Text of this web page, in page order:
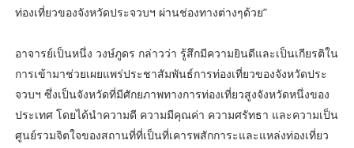
ท่องเที่ยวของจังหวัดประจวบฯ ผ่านช่องทางต่างๆด้วย”
อาจารย์เป็นหนึ่ง วงษ์ภูดร กล่าวว่า รู้สึกมีความยินดีและเป็นเกียรติใน
การเข้ามาช่วยเผยแพร่ประชาสัมพันธ์การท่องเที่ยวของจังหวัดประ
จวบฯ ซึ่งเป็นจังหวัดที่มีศักยภาพทางการท่องเที่ยวสูงจังหวัดหนึ่งของ
ประเทศ โดยได้นำความดี ความมีคุณค่า ความศรัทธา และความเป็น
ศูนย์รวมจิตใจของสถานที่ที่เป็นที่เคารพสักการะและแหล่งท่องเที่ยว